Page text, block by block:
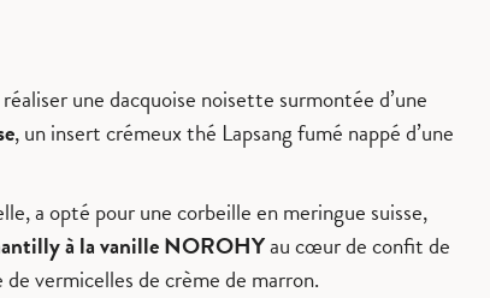
une dacquoise noisette surmontée d’une
, un insert crémeux thé Lapsang fumé nappé d’une
a opté pour une corbeille en meringue suisse,
à la vanille NOROHYau cœur de confit de
vermicelles de crème de marron.